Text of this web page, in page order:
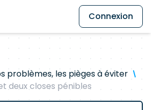
Connexion
problèmes, les pièges à éviter
deux closes pénibles